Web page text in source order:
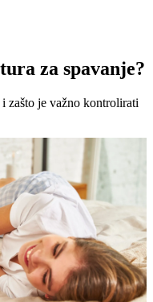
za spavanje?
zašto je važno kontrolirati